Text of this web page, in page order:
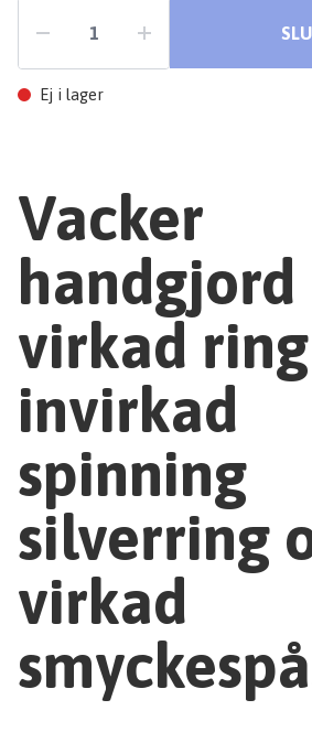
Ej i lager
Vacker
handgjord
virkad
invirkad
spinning
silverring
virkad